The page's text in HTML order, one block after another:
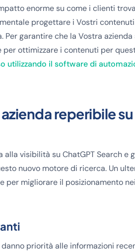
enorme su come i clienti
progettare i Vostri
garantire che la Vostra azienda
per ottimizzare i contenuti per
utilizzando il software di
reperibile su
visibilità su ChatGPT Search e
nuovo motore di ricerca. Un
per migliorare il posizionamento
priorità alle informazioni